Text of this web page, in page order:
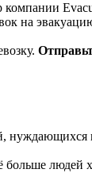
компании
на
нуждающихся
больше людей